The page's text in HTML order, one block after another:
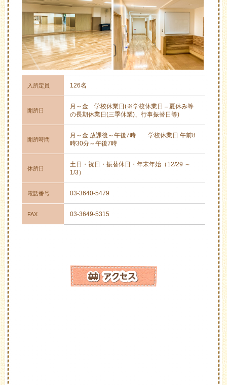
入所定員 126名
開所日
月～金 学校休業日(※学校休業日＝夏休み等
の長期休業日(三季休業)、行事振替日等)
開所時間
月～金 放課後～午後7時 学校休業日 午前8
時30分～午後7時
休所日
土日・祝日・振替休日・年末年始（12/29 ～
1/3）
電話番号 03-3640-5479
FAX 03-3649-5315